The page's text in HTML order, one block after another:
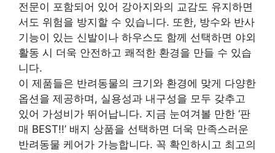
전문이 포함되어 있어 강아지와의 교감도 유지하면
서도 위험을 방지할 수 있습니다. 또한, 방수와 반사
기능이 있는 신발이나 하우스도 함께 선택하면 야외
활동 시 더욱 안전하고 쾌적한 환경을 만들 수 있습
니다.
이 제품들은 반려동물의 크기와 환경에 맞게 다양한
옵션을 제공하며, 실용성과 내구성을 모두 갖추고
있어 가성비가 뛰어납니다. 지금 눈여겨볼 만한 ‘판
매 BEST!!’ 배지 상품을 선택하면 더욱 만족스러운
반려동물 케어가 가능합니다. 꼭 확인하시고 최고의